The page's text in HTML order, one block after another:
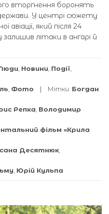
вторгнення боронять
держави. У центрі сюжету
авіації, який після 24
літаки в ангарі й
, Новини, Події,
, Фото Мітки: Богдан
Репка, Володимир
фільм «Крила
Десятнюк,
, Юрій Кульпа